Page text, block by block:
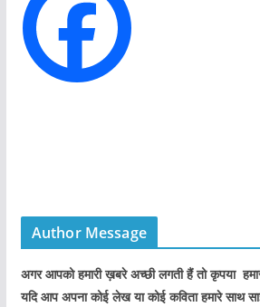
e
s
Author Message
अगर आपको हमारी ख़बरे अच्छी लगती हैं तो कृपया
यदि आप अपना कोई लेख या कोई कविता हमारे साथ